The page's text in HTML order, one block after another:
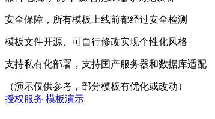
安全保障，所有模板上线前都经过安全检测
模板文件开源、可自行修改实现个性化风格
支持私有化部署，支持国产服务器和数据库适配
（演示仅供参考，部分模板有优化或改动）
授权服务 模板演示